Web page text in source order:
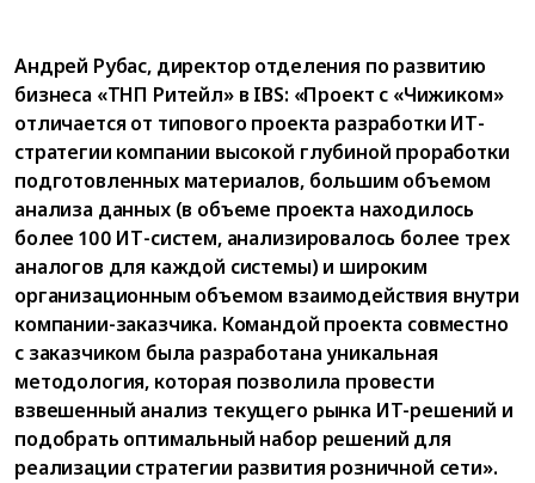
Андрей Рубас, директор отделения по развитию
бизнеса «ТНП Ритейл» в IBS: «Проект с «Чижиком»
отличается от типового проекта разработки ИТ-
стратегии компании высокой глубиной проработки
подготовленных материалов, большим объемом
анализа данных (в объеме проекта находилось
более 100 ИТ-систем, анализировалось более трех
аналогов для каждой системы) и широким
организационным объемом взаимодействия внутри
компании-заказчика. Командой проекта совместно
с заказчиком была разработана уникальная
методология, которая позволила провести
взвешенный анализ текущего рынка ИТ-решений и
подобрать оптимальный набор решений для
реализации стратегии развития розничной сети».